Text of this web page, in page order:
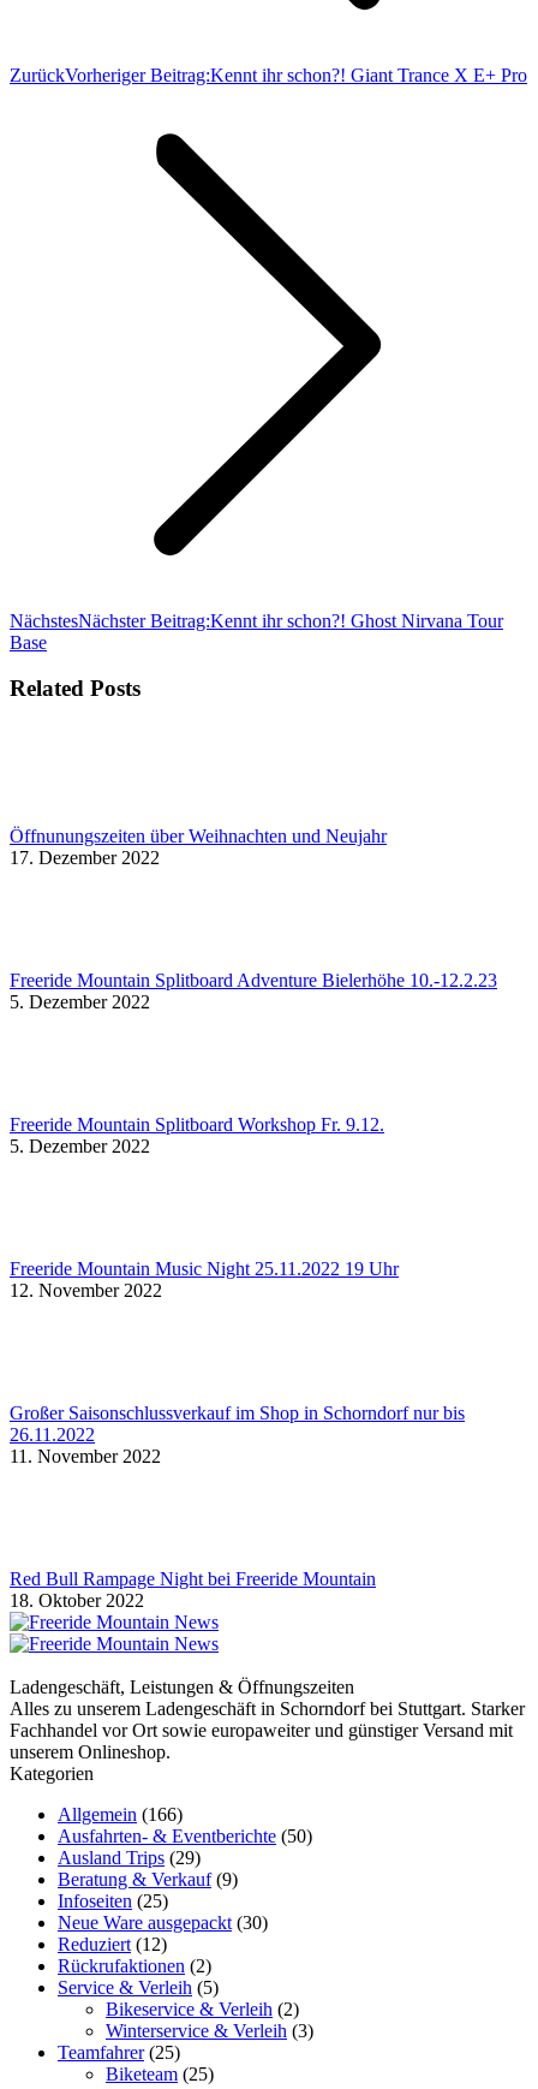
ZurückVorheriger Beitrag:Kennt ihr schon?! Giant Trance X E+ Pro
NächstesNächster Beitrag:Kennt ihr schon?! Ghost Nirvana Tour
Base
Related Posts
Öffnunungszeiten über Weihnachten und Neujahr
17. Dezember 2022
Freeride Mountain Splitboard Adventure Bielerhöhe 10.-12.2.23
5. Dezember 2022
Freeride Mountain Splitboard Workshop Fr. 9.12.
5. Dezember 2022
Freeride Mountain Music Night 25.11.2022 19 Uhr
12. November 2022
Großer Saisonschlussverkauf im Shop in Schorndorf nur bis
26.11.2022
11. November 2022
Red Bull Rampage Night bei Freeride Mountain
18. Oktober 2022
Ladengeschäft, Leistungen & Öffnungszeiten
Alles zu unserem Ladengeschäft in Schorndorf bei Stuttgart. Starker
Fachhandel vor Ort sowie europaweiter und günstiger Versand mit
unserem Onlineshop.
Kategorien
Allgemein (166)
Ausfahrten- & Eventberichte (50)
Ausland Trips (29)
Beratung & Verkauf(9)
Infoseiten (25)
Neue Ware ausgepackt (30)
Reduziert (12)
Rückrufaktionen (2)
Service & Verleih (5)
Bikeservice & Verleih (2)
Winterservice & Verleih (3)
Teamfahrer(25)
Biketeam (25)